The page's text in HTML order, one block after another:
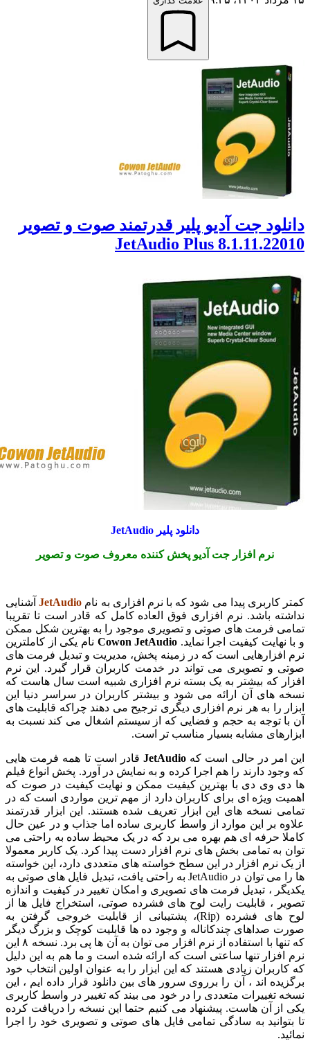
جت آدیو پلیر قدرتمند صوت و تصویر
JetAudio Plus
دانلود پلیر JetAudio
نرم افزار جت آدیو پخش کننده معروف صوت و تصویر
کاربری پیدا می شود که با نرم افزاری به نامJetAudioآشنایی
باشد. نرم افزاری فوق العاده کامل که قادر است تا تقریبا
فرمت های صوتی و تصویری موجود را به بهترین شکل ممکن
کیفیت اجرا نماید.Cowon JetAudioنام یکی از کاملترین
است که در زمینه پخش، مدیریت و تبدیل فرمت های
و تصویری می تواند در خدمت کاربران قرار گیرد. این نرم
که بیشتر به یک بسته نرم افزاری شبیه است سال هاست که
های آن ارائه می شود و بیشتر کاربران در سراسر دنیا این
را به هر نرم افزاری دیگری ترجیح می دهند چراکه قابلیت های
توجه به حجم و فضایی که از سیستم اشغال می کند نسبت به
مشابه بسیار مناسب تر است.
امر در حالی است کهJetAudioقادر است تا همه فرمت هایی
دارند را هم اجرا کرده و به نمایش در آورد. پخش انواع فیلم
وی دی با بهترین کیفیت ممکن و نهایت کیفیت در صوت که
ویژه ای برای کاربران دارد از مهم ترین مواردی است که در
نسخه های این ابزار تعریف شده هستند. این ابزار قدرتمند
بر این موارد از واسط کاربری ساده اما جذاب و در عین حال
حرفه ای هم بهره می برد که در یک محیط ساده به راحتی می
به تمامی بخش های نرم افزار دست پیدا کرد. یک کاربر معمولا
نرم افزار در این سطح خواسته های متعددی دارد، این خواسته
ها را می توان در JetAudio به راحتی یافت، تبدیل فایل های صوتی به
، تبدیل فرمت های تصویری و امکان تغییر در کیفیت و اندازه
، قابلیت رایت لوح های فشرده صوتی، استخراج فایل ها از
لوح های فشرده (Rip)، پشتیبانی از قابلیت خروجی گرفتن به
صداهای چندکاناله و وجود ده ها قابلیت کوچک و بزرگ دیگر
که تنها با استفاده از نرم افزار می توان به آن ها پی برد. نسخه ۸ این
تنها ساعتی است که ارائه شده است و ما هم به این دلیل
زیادی هستند که این ابزار را به عنوان اولین انتخاب خود
اند ، آن را برروی سرور های بین دانلود قرار داده ایم ، این
تغییرات متعددی را در خود می بیند که تغییر در واسط کاربری
آن هاست. پیشنهاد می کنیم حتما این نسخه را دریافت کرده
به سادگی تمامی فایل های صوتی و تصویری خود را اجرا